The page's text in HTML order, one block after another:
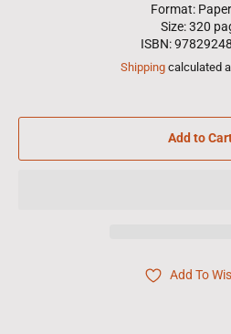
Format:
Size: 320
ISBN:
Shipping calculated
Add to
Add To